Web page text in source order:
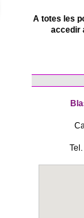
A totes les
accedir